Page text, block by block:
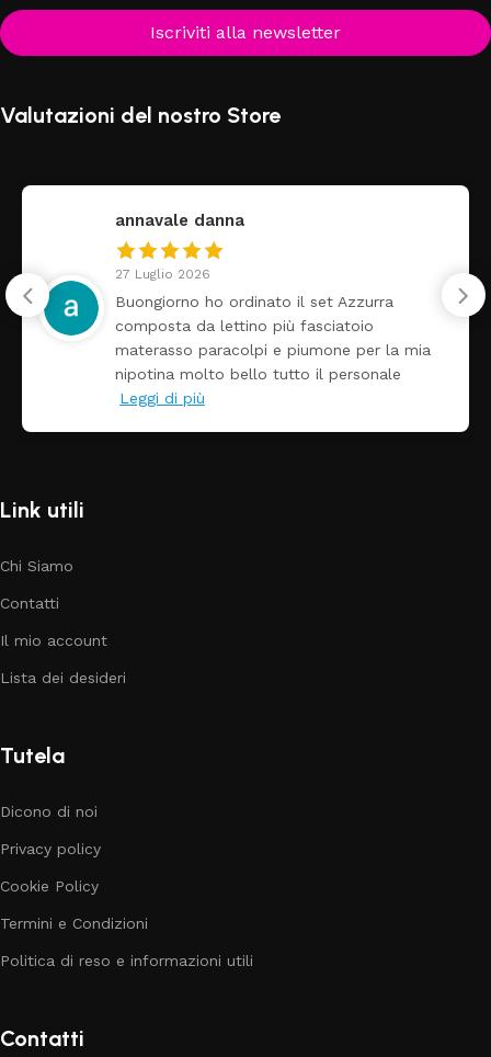
Iscriviti alla newsletter
Valutazioni del nostro Store
annavale danna
27 Luglio 2026
Buongiorno ho ordinato il set Azzurra
composta da lettino più fasciatoio
materasso paracolpi e piumone per la mia
nipotina molto bello tutto il personale
Leggi di più
Link utili
Chi Siamo
Contatti
Il mio account
Lista dei desideri
Tutela
Dicono di noi
Privacy policy
Cookie Policy
Termini e Condizioni
Politica di reso e informazioni utili
Contatti